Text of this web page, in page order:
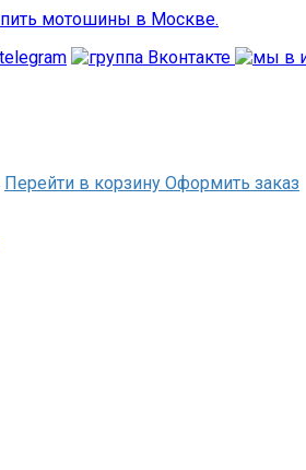
Перейти в корзину Оформить заказ